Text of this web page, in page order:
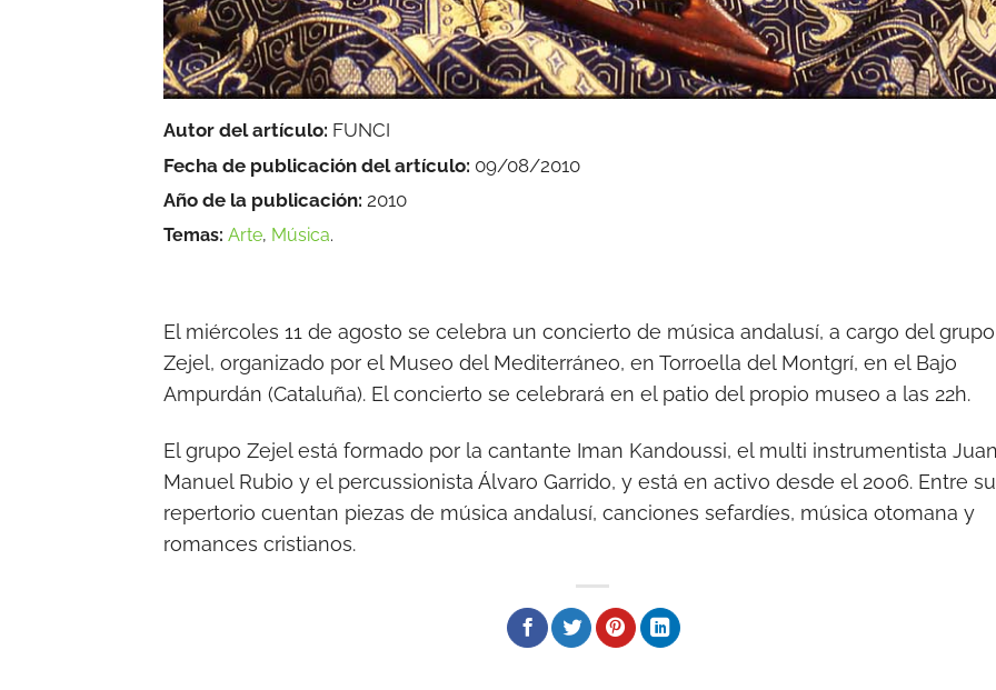
Autor del artículo: FUNCI
Fecha de publicación del artículo: 09/08/2010
Año de la publicación: 2010
Temas: Arte, Música.
El miércoles 11 de agosto se celebra un concierto de música andalusí, a cargo del grupo
Zejel, organizado por el Museo del Mediterráneo, en Torroella del Montgrí, en el Bajo
Ampurdán (Cataluña). El concierto se celebrará en el patio del propio museo a las 22h.
El grupo Zejel está formado por la cantante Iman Kandoussi, el multi instrumentista
Manuel Rubio y el percussionista Álvaro Garrido, y está en activo desde el 2006. Entre su
repertorio cuentan piezas de música andalusí, canciones sefardíes, música otomana y
romances cristianos.